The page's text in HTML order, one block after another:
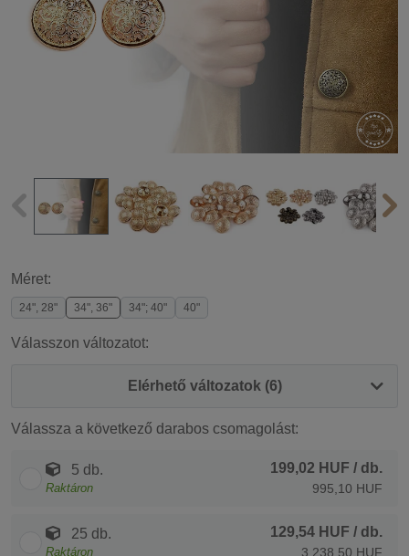
Méret:
24", 28" 34", 36" 34"; 40" 40"
Válasszon változatot:
Elérhető változatok (6)
Válassza a következő darabos csomagolást:
5 db.
Raktáron
199,02 HUF / db.
995,10 HUF
25 db.
Raktáron
129,54 HUF / db.
3 238,50 HUF